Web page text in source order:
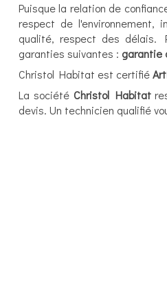
Puisque la relation de
respect de l'environnement,
qualité, respect des délais.
garanties suivantes : garantie
Christol Habitat est certifié
La société Christol Habitat
devis. Un technicien qualifié